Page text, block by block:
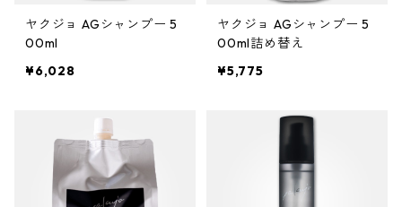
トイトイトーイ
トリートメントジャック
ベータレイヤー
や行
リマサリ
エイジングケア
ヘアクリーム
ヘアスプレー
バーム
グリース
洗顔料
化粧水
化粧下地
ファンデーション
コンシーラー
スカルプケア
ヘアトニック・スカルプローション
前処理剤
中間処理剤
お試しセット
ツヤツヤ・捻転毛
ハイダメージ
色を長持ちさせたい(褪色予防)
白髪隠し
カールをしっかり出したい
ストレートパーマを長持ちさせたい
ツヤがほしい
まとまりがほしい
ボリュームダウン
エイジングケア
ドライヤーによるダメージ
ヘアアイロンによるダメージ
紫外線ダメージケア
髪の日焼け止め
スカルプケア
ヤクジョ AGシャンプー 5
00ml
¥6,028
ヤクジョ AGシャンプー 5
00ml詰め替え
¥5,775